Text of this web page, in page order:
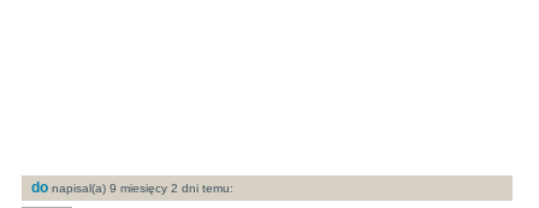
do napisal(a) 9 miesięcy 2 dni temu: